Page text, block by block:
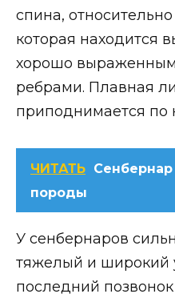
спина,
которая находится
хорошо
ребрами. Плавная
приподнимается по
ЧИТАТЬ
породы
У сенбернаров
тяжелый и широкий
последний